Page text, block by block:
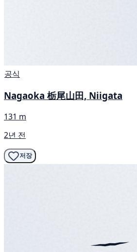
공식
Nagaoka 栃尾山田, Niigata
131 m
2년 전
저장